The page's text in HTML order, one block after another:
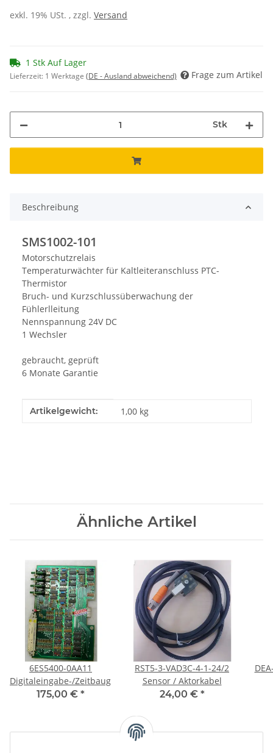
exkl. 19% USt. , zzgl. Versand
1 Stk Auf Lager
Lieferzeit: 1 Werktage (DE - Ausland abweichend) Frage zum Artikel
Stk
Beschreibung
SMS1002-101
Motorschutzrelais
Temperaturwächter für Kaltleiteranschluss PTC-
Thermistor
Bruch- und Kurzschlussüberwachung der
Fühlerlleitung
Nennspannung 24V DC
1 Wechsler
gebraucht, geprüft
6 Monate Garantie
Produkteigenschaft
Wert
Artikelgewicht: 1,00 kg
Ähnliche Artikel
6ES5400-0AA11
Digitaleingabe-/Zeitbaugruppe
175,00 € *
RST5-3-VAD3C-4-1-24/2
Sensor / Aktorkabel
24,00 € *
DEA-